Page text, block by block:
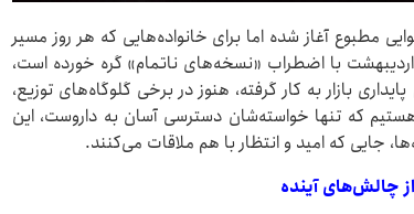
با هوایی مطبوع آغاز شده اما برای خانواده‌هایی که هر روز مسیر
با اضطراب «نسخه‌های ناتمام» گره خورده است،
بازار به کار گرفته، هنوز در برخی گلوگاه‌های توزیع،
که تنها خواسته‌شان دسترسی آسان به داروست، این
جایی که امید و انتظار با هم ملاقات می‌کنند.
چالش‌های آینده